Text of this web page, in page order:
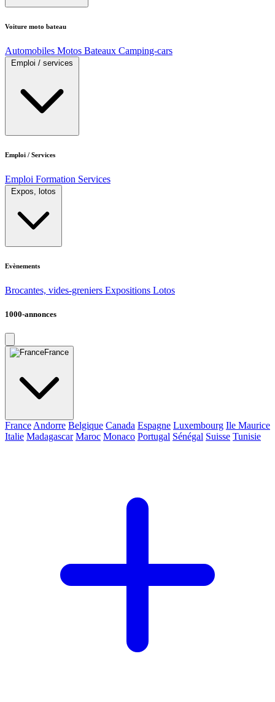
Voiture moto bateau
Automobiles Motos Bateaux Camping-cars
Emploi / services
Emploi / Services
Emploi Formation Services
Expos, lotos
Evènements
Brocantes, vides-greniers Expositions Lotos
1000-annonces
France
France Andorre Belgique Canada Espagne Luxembourg Ile Maurice
Italie Madagascar Maroc Monaco Portugal Sénégal Suisse Tunisie